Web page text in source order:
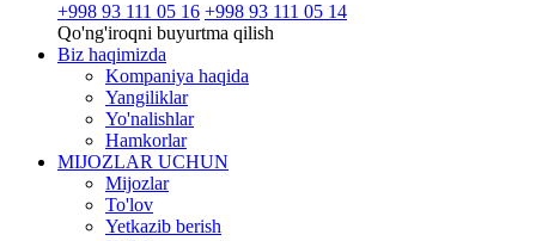
+998 93 111 05 16 +998 93 111 05 14
Qo'ng'iroqni buyurtma qilish
Biz haqimizda
Kompaniya haqida
Yangiliklar
Yo'nalishlar
Hamkorlar
MIJOZLAR UCHUN
Mijozlar
To'lov
Yetkazib berish